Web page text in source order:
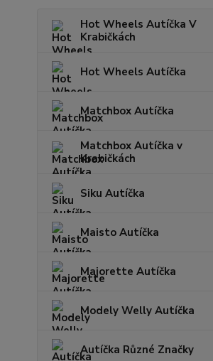
Hot Wheels Autíčka V
Krabičkách
Hot Wheels Autíčka
Matchbox Autíčka
Matchbox Autíčka v
Krabičkách
Siku Autíčka
Maisto Autíčka
Majorette Autíčka
Modely Welly Autíčka
Autíčka Různé Značky